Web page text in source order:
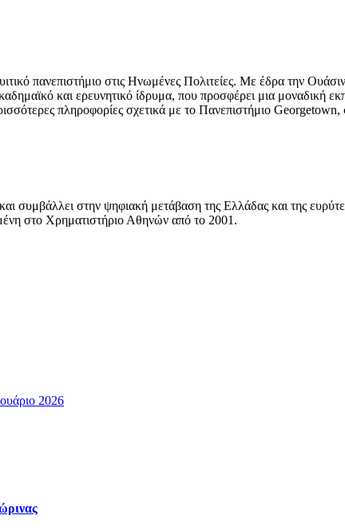
πανεπιστήμιο στις Ηνωμένες Πολιτείες. Με έδρα την
και ερευνητικό ίδρυμα, που προσφέρει μια μοναδική
πληροφορίες σχετικά με το Πανεπιστήμιο Georgetown,
συμβάλλει στην ψηφιακή μετάβαση της Ελλάδας και της
στο Χρηματιστήριο Αθηνών από το 2001.
2026